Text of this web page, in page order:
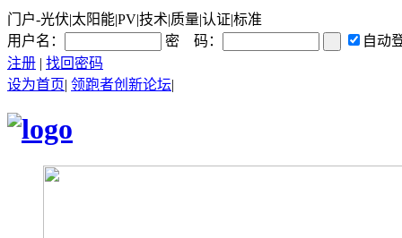
门户-光伏|太阳能|PV|技术|质量|认证|标准
用户名：
密 码：
自动
注册 | 找回密码
设为首页| 领跑者创新论坛|